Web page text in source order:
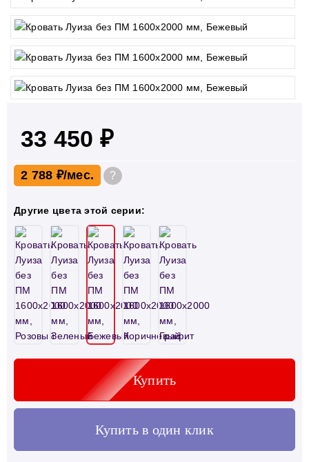
33 450 ₽
2 788 ₽ ?
Другие цвета этой серии:
Купить
Купить в один клик